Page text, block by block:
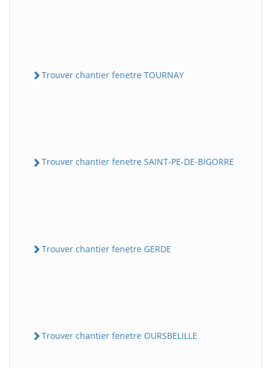
Trouver chantier fenetre TOURNAY
Trouver chantier fenetre SAINT-PE-DE-BIGORRE
Trouver chantier fenetre GERDE
Trouver chantier fenetre OURSBELILLE